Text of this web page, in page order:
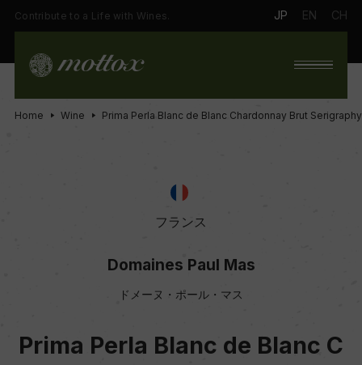
Contribute to a Life with Wines. JP EN CH
Home Wine Prima Perla Blanc de Blanc Chardonnay Brut Serigraphy
フランス
Domaines Paul Mas
ドメーヌ・ポール・マス
Prima Perla Blanc de Blanc C